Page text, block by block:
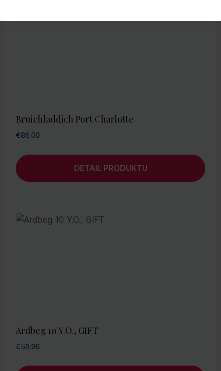
Bruichladdich Port Charlotte
€86.00
DETAIL PRODUKTU
Ardbeg 10 Y.O., GIFT
€59.96